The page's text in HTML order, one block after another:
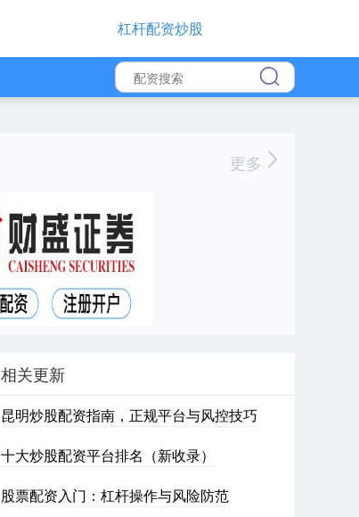
杠杆配资炒股
更多
相关更新
昆明炒股配资指南，正规平台与风控技巧
十大炒股配资平台排名（新收录）
股票配资入门：杠杆操作与风险防范